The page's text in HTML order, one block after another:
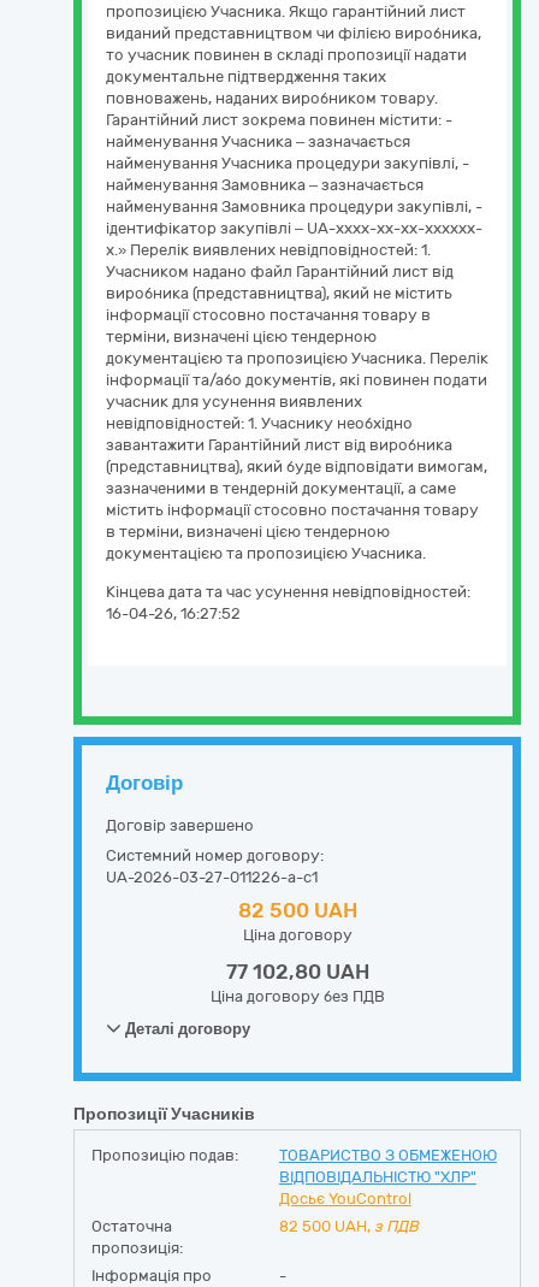
пропозицією Учасника. Якщо гарантійний лист
виданий представництвом чи філією виробника,
то учасник повинен в складі пропозиції надати
документальне підтвердження таких
повноважень, наданих виробником товару.
Гарантійний лист зокрема повинен містити: -
найменування Учасника – зазначається
найменування Учасника процедури закупівлі, -
найменування Замовника – зазначається
найменування Замовника процедури закупівлі, -
ідентифікатор закупівлі – UA-хххх-хх-хх-хххххх-
х.» Перелік виявлених невідповідностей: 1.
Учасником надано файл Гарантійний лист від
виробника (представництва), який не містить
інформації стосовно постачання товару в
терміни, визначені цією тендерною
документацією та пропозицією Учасника. Перелік
інформації та/або документів, які повинен подати
учасник для усунення виявлених
невідповідностей: 1. Учаснику необхідно
завантажити Гарантійний лист від виробника
(представництва), який буде відповідати вимогам,
зазначеними в тендерній документації, а саме
містить інформації стосовно постачання товару
в терміни, визначені цією тендерною
документацією та пропозицією Учасника.
Кінцева дата та час усунення невідповідностей:
16-04-26, 16:27:52
Договір
Договір завершено
Системний номер договору:
UA-2026-03-27-011226-a-c1
82 500 UAH
Ціна договору
77 102,80 UAH
Ціна договору без ПДВ
Деталі договору
Пропозиції Учасників
Пропозицію подав:
ТОВАРИСТВО З ОБМЕЖЕНОЮ
ВІДПОВІДАЛЬНІСТЮ "ХЛР"
Досьє YouControl
Остаточна
пропозиція:
82 500 UAH, з ПДВ
Інформація про
-